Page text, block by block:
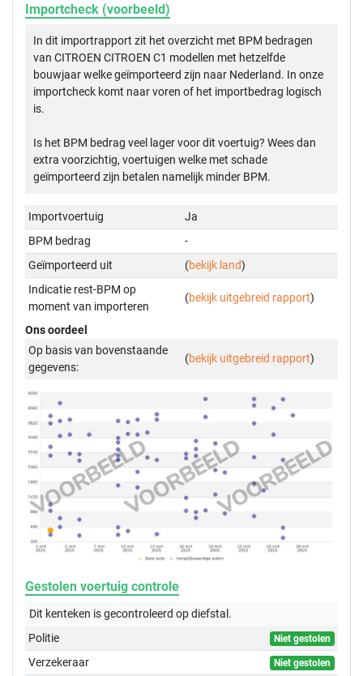
Importcheck (voorbeeld)
In dit importrapport zit het overzicht met BPM bedragen
van CITROEN CITROEN C1 modellen met hetzelfde
bouwjaar welke geïmporteerd zijn naar Nederland. In onze
importcheck komt naar voren of het importbedrag logisch
is.
Is het BPM bedrag veel lager voor dit voertuig? Wees dan
extra voorzichtig, voertuigen welke met schade
geïmporteerd zijn betalen namelijk minder BPM.
Importvoertuig
Ja
BPM bedrag
-
Geïmporteerd uit
(bekijk land)
Indicatie rest-BPM op
moment van importeren
(bekijk uitgebreid rapport)
Ons oordeel
Op basis van bovenstaande
gegevens:
(bekijk uitgebreid rapport)
Gestolen voertuig controle
Dit kenteken is gecontroleerd opdiefstal.
Politie
Niet gestolen
Verzekeraar Niet gestolen